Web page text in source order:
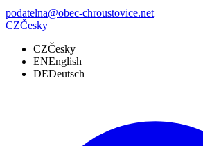
podatelna@obec-chroustovice.net
CZČesky
CZČesky
ENEnglish
DEDeutsch